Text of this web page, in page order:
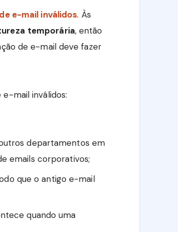
e-mail inválidos. Às
temporária, então
de e-mail deve fazer
mail inválidos:
departamentos em
emails corporativos;
que o antigo e-mail
quando uma